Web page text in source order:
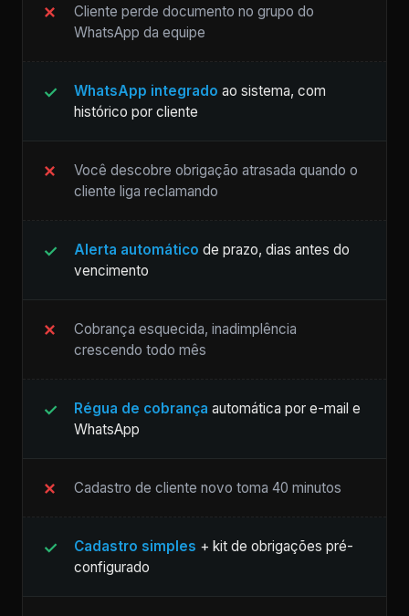
Cliente perde documento no grupo do
WhatsApp da equipe
WhatsApp integrado ao sistema, com
histórico por cliente
Você descobre obrigação atrasada quando o
cliente liga reclamando
Alerta automático de prazo, dias antes do
vencimento
Cobrança esquecida, inadimplência
crescendo todo mês
Régua de cobrança automática por e-mail e
WhatsApp
Cadastro de cliente novo toma 40 minutos
Cadastro simples + kit de obrigações pré-
configurado